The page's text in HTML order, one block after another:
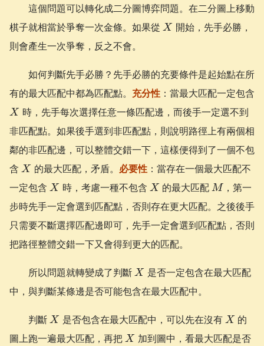
這個問題可以轉化成二分圖博弈問題。在二分圖上移動
棋子就相當於爭奪一次金條。如果從 X
X 開始，先手必勝，
則會產生一次爭奪，反之不會。
如何判斷先手必勝？先手必勝的充要條件是起始點在所
有的最大匹配中都為匹配點。 充分性 ：當最大匹配一定包含
X
X 時，先手每次選擇任意一條匹配邊，而後手一定選不到
非匹配點。如果後手選到非匹配點，則說明路徑上有兩個相
鄰的非匹配邊，可以整體交錯一下，這樣便得到了一個不包
含 X
X 的最大匹配，矛盾。 必要性：當存在一個最大匹配不
一定包含 X
X 時，考慮一種不包含 X
X 的最大匹配M
M ，第一
步時先手一定會選到匹配點，否則存在更大匹配。之後後手
只需要不斷選擇匹配邊即可，先手一定會選到匹配點，否則
把路徑整體交錯一下又會得到更大的匹配。
所以問題就轉變成了判斷 X
X 是否一定包含在最大匹配
中，與判斷某條邊是否可能包含在最大匹配中。
判斷 X
X 是否包含在最大匹配中，可以先在沒有 X
X 的
圖上跑一遍最大匹配，再把 X
X 加到圖中，看最大匹配是否